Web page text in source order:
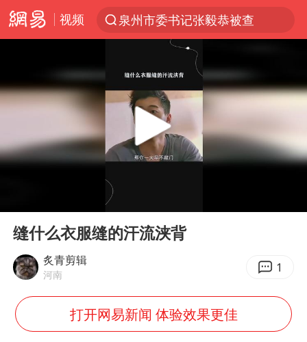
视频
泉州市委书记张毅恭被查
台风白海豚已进入24小时警戒线
上海：台风白海豚或将带来龙卷风
出口禁令驱动有色板块大涨
38岁演员求职万岁山NPC成功
国乒男单横滨冠军赛全军覆没
Play
缝什么衣服缝的汗流浃背
炙青剪辑
河南 1
打开网易新闻 体验效果更佳